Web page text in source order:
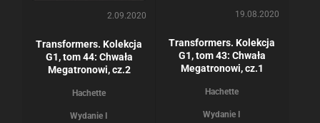
2.09.2020
Transformers. Kolekcja
G1, tom 44: Chwała
Megatronowi, cz.2
Hachette
Wydanie I
19.08.2020
Transformers. Kolekcja
G1, tom 43: Chwała
Megatronowi, cz.1
Hachette
Wydanie I